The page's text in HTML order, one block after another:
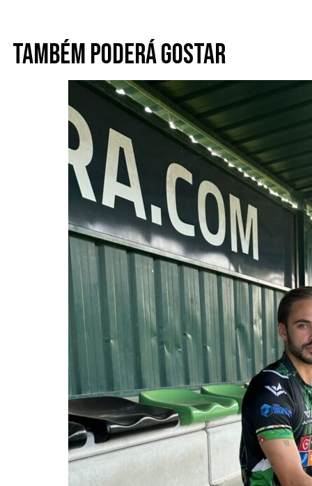
Também poderá gostar